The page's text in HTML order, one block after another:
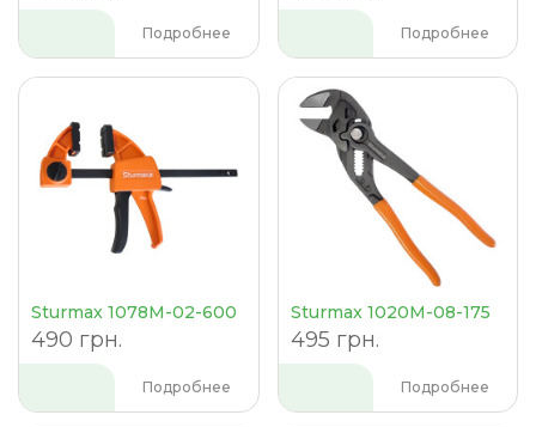
Подробнее Подробнее
Sturmax 1078M-02-600
490 грн.
Подробнее
Sturmax 1020M-08-175
495 грн.
Подробнее